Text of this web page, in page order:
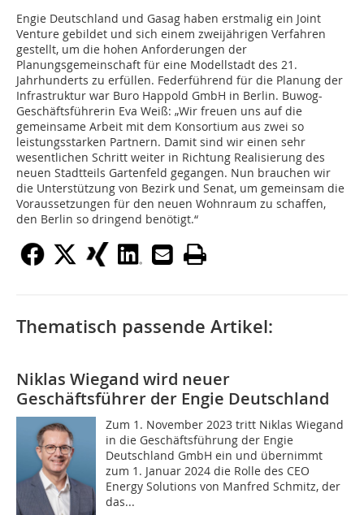
Engie Deutschland und Gasag haben erstmalig ein Joint
Venture gebildet und sich einem zweijährigen Verfahren
gestellt, um die hohen Anforderungen der
Planungsgemeinschaft für eine Modellstadt des 21.
Jahrhunderts zu erfüllen. Federführend für die Planung der
Infrastruktur war Buro Happold GmbH in Berlin. Buwog-
Geschäftsführerin Eva Weiß: „Wir freuen uns auf die
gemeinsame Arbeit mit dem Konsortium aus zwei so
leistungsstarken Partnern. Damit sind wir einen sehr
wesentlichen Schritt weiter in Richtung Realisierung des
neuen Stadtteils Gartenfeld gegangen. Nun brauchen wir
die Unterstützung von Bezirk und Senat, um gemeinsam die
Voraussetzungen für den neuen Wohnraum zu schaffen,
den Berlin so dringend benötigt.“
Thematisch passende Artikel:
Niklas Wiegand wird neuer
Geschäftsführer der Engie Deutschland
Zum 1. November 2023 tritt Niklas Wiegand
in die Geschäftsführung der Engie
Deutschland GmbH ein und übernimmt
zum 1. Januar 2024 die Rolle des CEO
Energy Solutions von Manfred Schmitz, der
das...